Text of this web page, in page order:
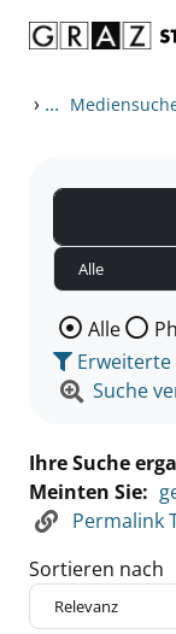
› ...
Wählen Sie
Alle
Suche
Ihre Suche
Meinten Sie:
Permalink
Sortieren nach